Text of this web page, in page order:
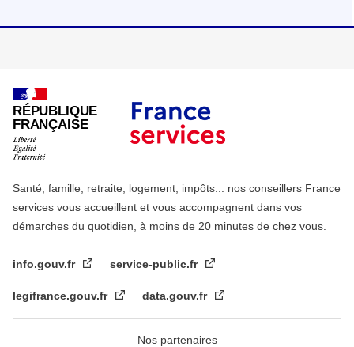
RÉPUBLIQUE
FRANÇAISE
Santé, famille, retraite, logement, impôts... nos conseillers France
services vous accueillent et vous accompagnent dans vos
démarches du quotidien, à moins de 20 minutes de chez vous.
info.gouv.fr service-public.fr
legifrance.gouv.fr data.gouv.fr
Nos partenaires